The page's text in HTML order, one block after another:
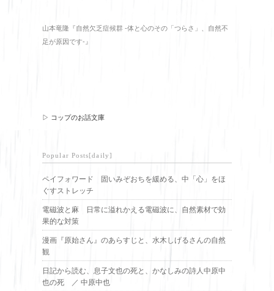
山本竜隆『自然欠乏症候群 -体と心のその「つらさ」、自然不
足が原因です-』
▷ コップのお話文庫
Popular Posts[daily]
ペイフォワード 固いみぞおちを緩める、中「心」をほ
ぐすストレッチ
電磁波と麻 日常に溢れかえる電磁波に、自然素材で効
果的な対策
漫画『原始さん』のあらすじと、水木しげるさんの自然
観
日記から読む、息子文也の死と、かなしみの詩人中原中
也の死 ／ 中原中也